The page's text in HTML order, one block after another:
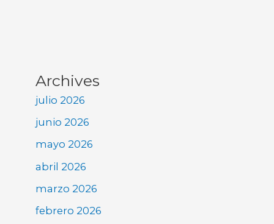
Archives
julio 2026
junio 2026
mayo 2026
abril 2026
marzo 2026
febrero 2026